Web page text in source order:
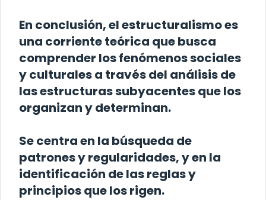
En conclusión, el estructuralismo es
una corriente teórica que busca
comprender los fenómenos sociales
y culturales a través del análisis de
las estructuras subyacentes que los
organizan y determinan.
Se centra en la búsqueda de
patrones y regularidades, y en la
identificación de las reglas y
principios que los rigen.